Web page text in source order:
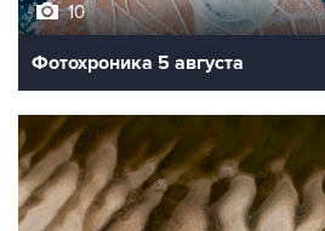
10
Фотохроника 5 августа